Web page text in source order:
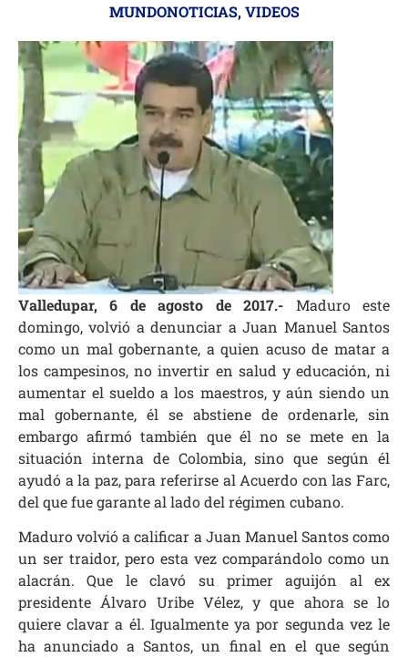
MUNDONOTICIAS,VIDEOS
Valledupar, 6 de agosto de 2017.- Maduro este
domingo, volvió a denunciar a Juan Manuel Santos
como un mal gobernante, a quien acuso de matar a
los campesinos, no invertir en salud y educación, ni
aumentar el sueldo a los maestros, y aún siendo un
mal gobernante, él se abstiene de ordenarle, sin
embargo afirmó también que él no se mete en la
situación interna de Colombia, sino que según él
ayudó a la paz, para referirse al Acuerdo con las Farc,
del que fue garante al lado del régimen cubano.
Maduro volvió a calificar a Juan Manuel Santos como
un ser traidor, pero esta vez comparándolo como un
alacrán. Que le clavó su primer aguijón al ex
presidente Álvaro Uribe Vélez, y que ahora se lo
quiere clavar a él. Igualmente ya por segunda vez le
ha anunciado a Santos, un final en el que según